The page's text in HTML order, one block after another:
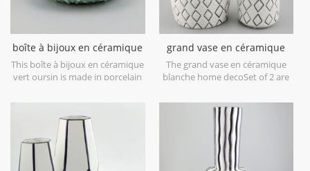
boîte à bijoux en céramique
vert oursin
This boîte à bijoux en céramique
vert oursin is made in porcelain
used for jewelry storage or dry
food and goods. Microwave safe
and food safe.
grand vase en céramique
blanche home deco
The grand vase en céramique
blanche home decoSet of 2 are
porcelain,is snow white with
transparent glaze on the
surface,different from the white
glaze finish. Is much more
beautiful,precious and high
value.